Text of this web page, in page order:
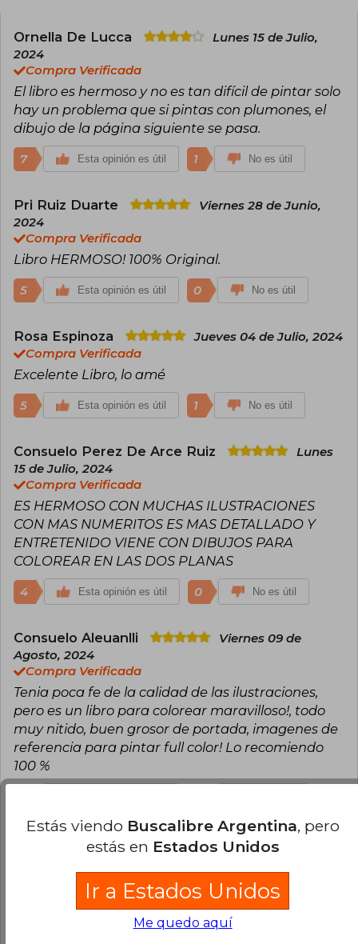
rótulo incluyen Manual de cuidados paliativos
(2021), Narraciones extraordinarias (antología,
2008) y Introducción a las ciencias sociales
(2020), entre muchas otras. Dado que "Varios
autores" no representa a una persona concreta,
no puede atribuirse la obtención de premios a
este nombre colectivo, aunque las obras en sí a
veces han sido reconocidas por instituciones
Ornella De Lucca
Lunes 15 de Julio,
2024
Compra Verificada
El libro es hermoso y no es tan difícil de pintar solo
hay un problema que si pintas con plumones, el
dibujo de la página siguiente se pasa.
7 Esta opinión es útil 1 No es útil
Pri Ruiz Duarte
Viernes 28 de Junio,
2024
Compra Verificada
Libro HERMOSO! 100% Original.
5 Esta opinión es útil 0 No es útil
Rosa Espinoza
Jueves 04 de Julio, 2024
Compra Verificada
Excelente Libro, lo amé
5 Esta opinión es útil 1 No es útil
Consuelo Perez De Arce Ruiz
Lunes
15 de Julio, 2024
Compra Verificada
ES HERMOSO CON MUCHAS ILUSTRACIONES
CON MAS NUMERITOS ES MAS DETALLADO Y
ENTRETENIDO VIENE CON DIBUJOS PARA
COLOREAR EN LAS DOS PLANAS
4 Esta opinión es útil 0 No es útil
Consuelo Aleuanlli
Viernes 09 de
Agosto, 2024
Compra Verificada
Tenia poca fe de la calidad de las ilustraciones,
pero es un libro para colorear maravilloso!, todo
muy nitido, buen grosor de portada, imagenes de
referencia para pintar full color! Lo recomiendo
100 %
Cargar más opiniones del libro
¿Leíste este libro?
Inicia sesión
para poder
agregar tu propia evaluación.
Estás viendo Buscalibre Argentina, pero
estás en Estados Unidos
Ir a Estados Unidos
Me quedo aquí